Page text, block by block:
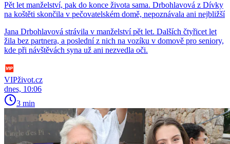
Pět let manželství, pak do konce života sama. Drbohlavová z Dívky
na koštěti skončila v pečovatelském domě, nepoznávala ani nejbližší
Jana Drbohlavová strávila v manželství pět let. Dalších čtyřicet let
žila bez partnera, a poslední z nich na vozíku v domově pro seniory,
kde při návštěvách syna už ani nezvedla oči.
VIPživot.cz
dnes, 10:06
3 min